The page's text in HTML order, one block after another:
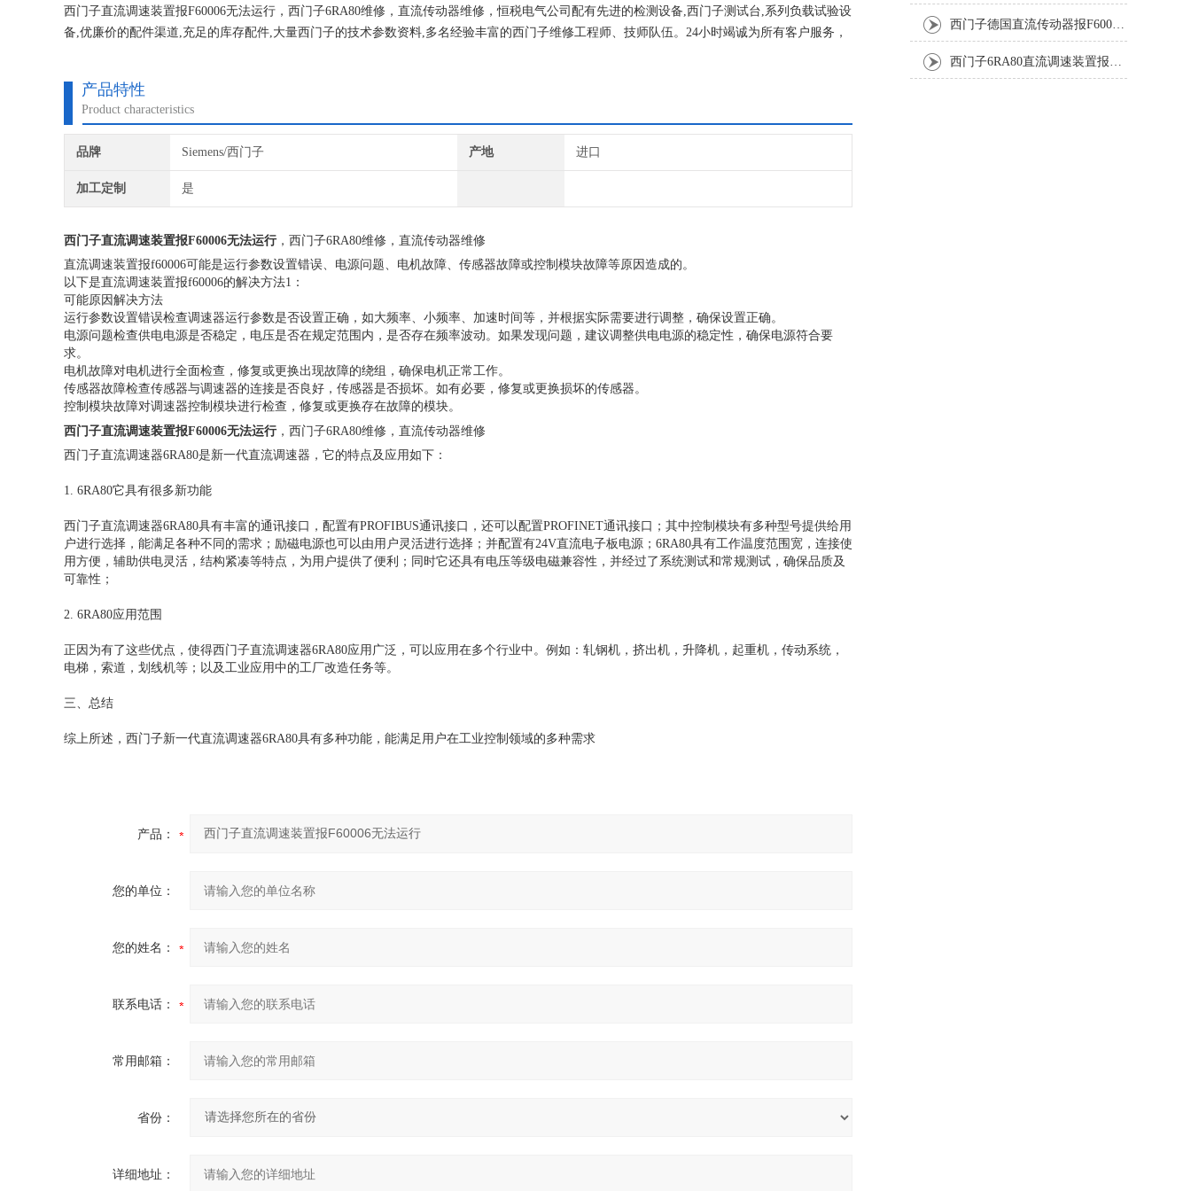
西门子直流调速装置报F60006无法运行，西门子6RA80维修，直流传动器维修，恒税电气公司配有先进的检测设备,西门子测试台,系列负载试验设
备,优廉价的配件渠道,充足的库存配件,大量西门子的技术参数资料,多名经验丰富的西门子维修工程师、技师队伍。24小时竭诚为所有客户服务，
产品特性
Product characteristics
品牌 Siemens/西门子 产地 进口
加工定制 是
西门子直流调速装置报F60006无法运行，西门子6RA80维修，直流传动器维修
直流调速装置报f60006可能是运行参数设置错误、电源问题、电机故障、传感器故障或控制模块故障等原因造成的。
以下是直流调速装置报f60006的解决方法1：
可能原因解决方法
运行参数设置错误检查调速器运行参数是否设置正确，如大频率、小频率、加速时间等，并根据实际需要进行调整，确保设置正确。
电源问题检查供电电源是否稳定，电压是否在规定范围内，是否存在频率波动。如果发现问题，建议调整供电电源的稳定性，确保电源符合要
求。
电机故障对电机进行全面检查，修复或更换出现故障的绕组，确保电机正常工作。
传感器故障检查传感器与调速器的连接是否良好，传感器是否损坏。如有必要，修复或更换损坏的传感器。
控制模块故障对调速器控制模块进行检查，修复或更换存在故障的模块。
西门子直流调速装置报F60006无法运行，西门子6RA80维修，直流传动器维修
西门子直流调速器6RA80是新一代直流调速器，它的特点及应用如下：
1. 6RA80它具有很多新功能
西门子直流调速器6RA80具有丰富的通讯接口，配置有PROFIBUS通讯接口，还可以配置PROFINET通讯接口；其中控制模块有多种型号提供给用
户进行选择，能满足各种不同的需求；励磁电源也可以由用户灵活进行选择；并配置有24V直流电子板电源；6RA80具有工作温度范围宽，连接使
用方便，辅助供电灵活，结构紧凑等特点，为用户提供了便利；同时它还具有电压等级电磁兼容性，并经过了系统测试和常规测试，确保品质及
可靠性；
2. 6RA80应用范围
正因为有了这些优点，使得西门子直流调速器6RA80应用广泛，可以应用在多个行业中。例如：轧钢机，挤出机，升降机，起重机，传动系统，
电梯，索道，划线机等；以及工业应用中的工厂改造任务等。
三、总结
综上所述，西门子新一代直流调速器6RA80具有多种功能，能满足用户在工业控制领域的多种需求
产品：
您的单位：
您的姓名：
联系电话：
常用邮箱：
省份：
详细地址：
西门子德国直流传动器报F60067高温报警修复排除方法
西门子6RA80直流调速装置报F60035修复排除方法